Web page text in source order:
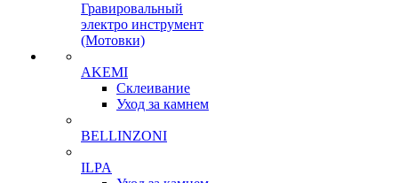
Гравировальный
электро инструмент
(Мотовки)
AKEMI
Склеивание
Уход за камнем
BELLINZONI
ILPA